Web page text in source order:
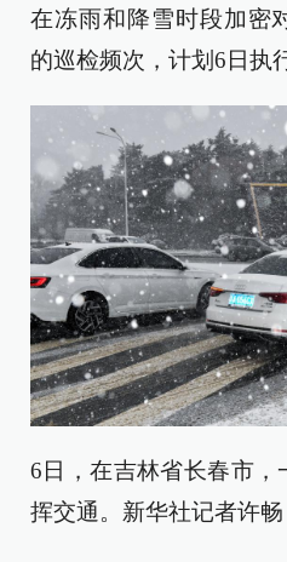
在冻雨和降雪时段加密
的巡检频次，计划6日执
6日，在吉林省长春市，
挥交通。新华社记者许